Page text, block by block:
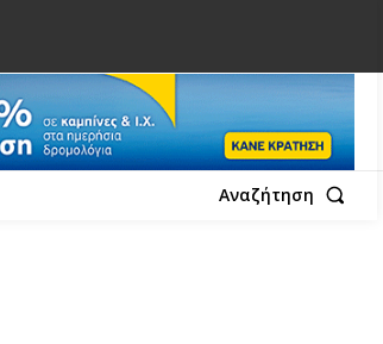
Αναζήτηση